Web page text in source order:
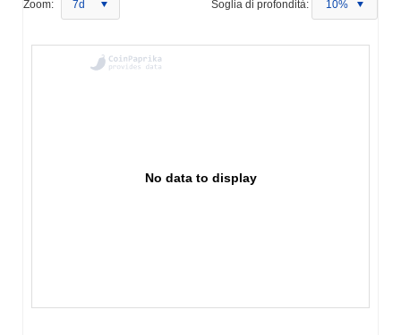
Zoom: 7d Soglia di profondità: 10%
No data to display